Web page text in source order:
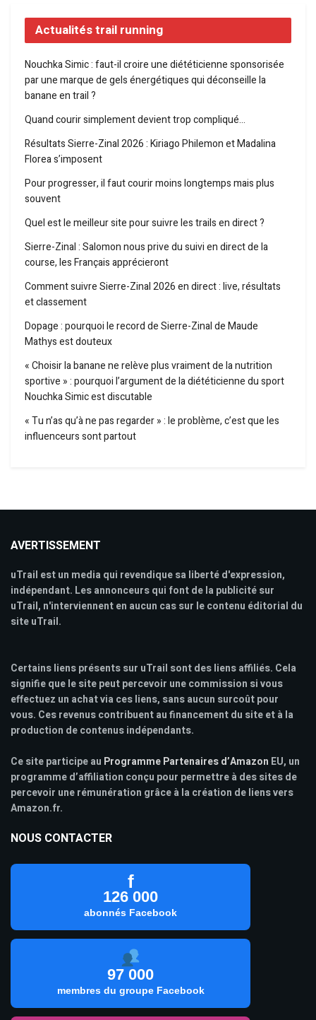
Actualités trail running
Nouchka Simic : faut-il croire une diététicienne sponsorisée
par une marque de gels énergétiques qui déconseille la
banane en trail ?
Quand courir simplement devient trop compliqué…
Résultats Sierre-Zinal 2026 : Kiriago Philemon et Madalina
Florea s’imposent
Pour progresser, il faut courir moins longtemps mais plus
souvent
Quel est le meilleur site pour suivre les trails en direct ?
Sierre-Zinal : Salomon nous prive du suivi en direct de la
course, les Français apprécieront
Comment suivre Sierre-Zinal 2026 en direct : live, résultats
et classement
Dopage : pourquoi le record de Sierre-Zinal de Maude
Mathys est douteux
« Choisir la banane ne relève plus vraiment de la nutrition
sportive » : pourquoi l’argument de la diététicienne du sport
Nouchka Simic est discutable
« Tu n’as qu’à ne pas regarder » : le problème, c’est que les
influenceurs sont partout
AVERTISSEMENT
uTrail est un media qui revendique sa liberté d'expression,
indépendant. Les annonceurs qui font de la publicité sur
uTrail, n'interviennent en aucun cas sur le contenu éditorial du
site uTrail.
Certains liens présents sur uTrail sont des liens affiliés. Cela
signifie que le site peut percevoir une commission si vous
effectuez un achat via ces liens, sans aucun surcoût pour
vous. Ces revenus contribuent au financement du site et à la
production de contenus indépendants.
Ce site participe au Programme Partenaires d’Amazon EU, un
programme d’affiliation conçu pour permettre à des sites de
percevoir une rémunération grâce à la création de liens vers
Amazon.fr.
NOUS CONTACTER
f
126 000
abonnés Facebook
97 000
membres du groupe Facebook